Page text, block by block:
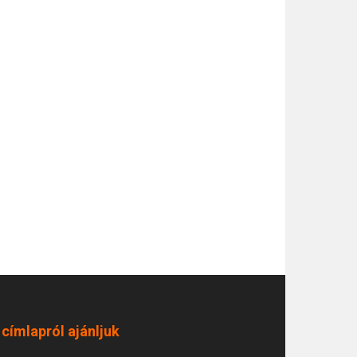
címlapról ajánljuk